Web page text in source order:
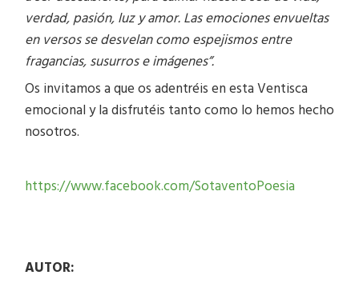
verdad, pasión, luz y amor. Las emociones envueltas
en versos se desvelan como espejismos entre
fragancias, susurros e imágenes”.
Os invitamos a que os adentréis en esta Ventisca
emocional y la disfrutéis tanto como lo hemos hecho
nosotros.
https://www.facebook.com/SotaventoPoesia
AUTOR: